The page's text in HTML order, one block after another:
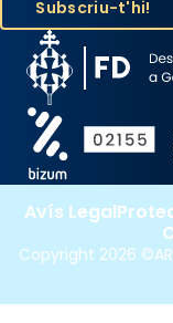
Copyright 2026
Avís Legal